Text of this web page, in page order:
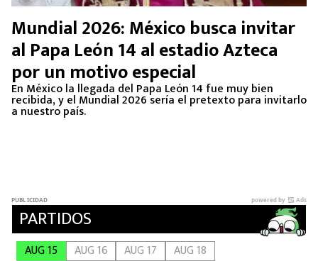
Mundial 2026: México busca invitar
al Papa León 14 al estadio Azteca
por un motivo especial
En México la llegada del Papa León 14 fue muy bien
recibida, y el Mundial 2026 sería el pretexto para invitarlo
a nuestro país.